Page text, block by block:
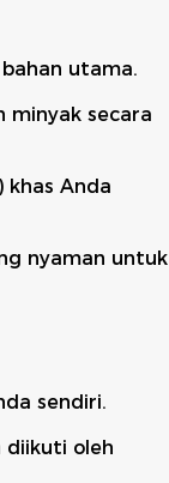
utama.
minyak secara
khas Anda
nyaman untuk
sendiri.
diikuti oleh